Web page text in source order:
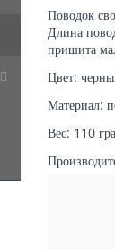
Поводок
Длина
пришита
Цвет:
Материал:
Вес: 110